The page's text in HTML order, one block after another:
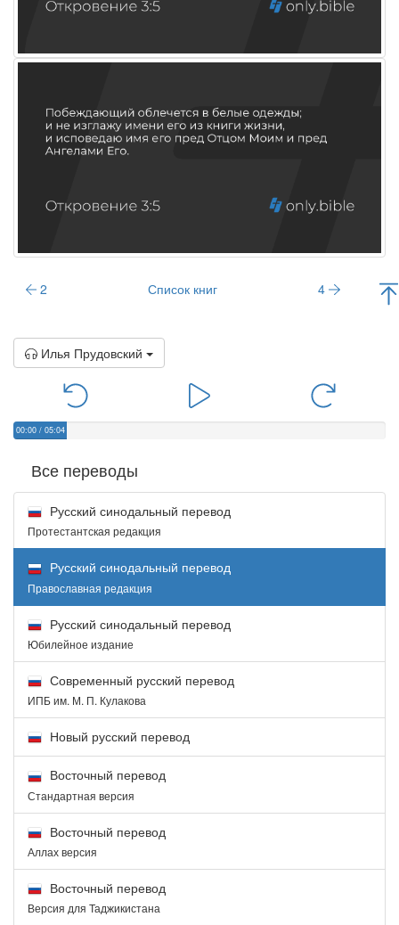
2 Список книг 4
Илья Прудовский
00:00 / 05:04
Все переводы
Русский синодальный перевод
Протестантская редакция
Русский синодальный перевод
Православная редакция
Русский синодальный перевод
Юбилейное издание
Современный русский перевод
ИПБ им. М. П. Кулакова
Новый русский перевод
Восточный перевод
Стандартная версия
Восточный перевод
Аллах версия
Восточный перевод
Версия для Таджикистана